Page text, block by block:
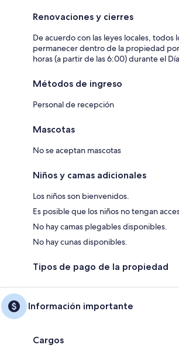
Renovaciones y cierres
De acuerdo con las leyes locales,
permanecer dentro de la propiedad
horas (a partir de las 6:00) durante el
Métodos de ingreso
Personal de recepción
Mascotas
No se aceptan mascotas
Niños y camas adicionales
Los niños son bienvenidos.
Es posible que los niños no tengan
No hay camas plegables disponibles.
No hay cunas disponibles.
Tipos de pago de la propiedad
Información importante
Cargos